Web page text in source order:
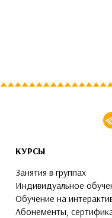
КУРСЫ
Занятия в группах
Индивидуальное
Обучение на
Абонементы,